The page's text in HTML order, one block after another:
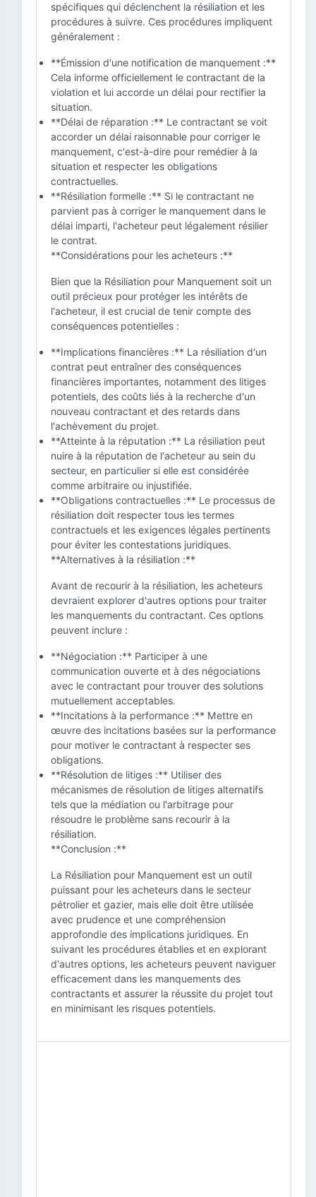
spécifiques qui déclenchent la résiliation et les
procédures à suivre. Ces procédures impliquent
généralement :
**Émission d'une notification de manquement :**
Cela informe officiellement le contractant de la
violation et lui accorde un délai pour rectifier la
situation.
**Délai de réparation :** Le contractant se voit
accorder un délai raisonnable pour corriger le
manquement, c'est-à-dire pour remédier à la
situation et respecter les obligations
contractuelles.
**Résiliation formelle :** Si le contractant ne
parvient pas à corriger le manquement dans le
délai imparti, l'acheteur peut légalement résilier
le contrat.
**Considérations pour les acheteurs :**
Bien que la Résiliation pour Manquement soit un
outil précieux pour protéger les intérêts de
l'acheteur, il est crucial de tenir compte des
conséquences potentielles :
**Implications financières :** La résiliation d'un
contrat peut entraîner des conséquences
financières importantes, notamment des litiges
potentiels, des coûts liés à la recherche d'un
nouveau contractant et des retards dans
l'achèvement du projet.
**Atteinte à la réputation :** La résiliation peut
nuire à la réputation de l'acheteur au sein du
secteur, en particulier si elle est considérée
comme arbitraire ou injustifiée.
**Obligations contractuelles :** Le processus de
résiliation doit respecter tous les termes
contractuels et les exigences légales pertinents
pour éviter les contestations juridiques.
**Alternatives à la résiliation :**
Avant de recourir à la résiliation, les acheteurs
devraient explorer d'autres options pour traiter
les manquements du contractant. Ces options
peuvent inclure :
**Négociation :** Participer à une
communication ouverte et à des négociations
avec le contractant pour trouver des solutions
mutuellement acceptables.
**Incitations à la performance :** Mettre en
œuvre des incitations basées sur la performance
pour motiver le contractant à respecter ses
obligations.
**Résolution de litiges :** Utiliser des
mécanismes de résolution de litiges alternatifs
tels que la médiation ou l'arbitrage pour
résoudre le problème sans recourir à la
résiliation.
**Conclusion :**
La Résiliation pour Manquement est un outil
puissant pour les acheteurs dans le secteur
pétrolier et gazier, mais elle doit être utilisée
avec prudence et une compréhension
approfondie des implications juridiques. En
suivant les procédures établies et en explorant
d'autres options, les acheteurs peuvent naviguer
efficacement dans les manquements des
contractants et assurer la réussite du projet tout
en minimisant les risques potentiels.